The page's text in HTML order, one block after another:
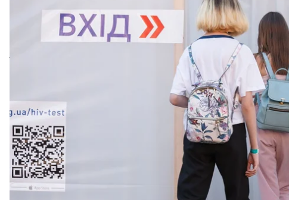
Експрес-тест на
Спектр
У самопроголошеній «ДНР» живуть близько 18 тисяч
мережі «Люди, які живуть з ВІЛ»; в Україні, за
таких людей було 244 тисячі і лише 141 тисяча стоять
— неоголошена епідемія. У режимі епідемії ВІЛ живуть
причетних це слово — просто робочий термін, просто
Матеріал видання «Спектр» за підтримки Медіамережі.
Позитивна